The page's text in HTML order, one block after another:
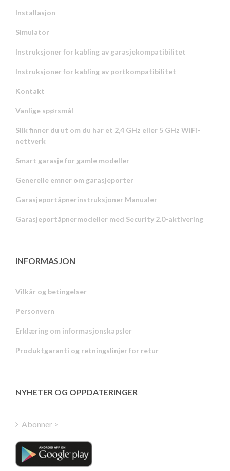
Installasjon
Simulator
Instruksjoner for kabling av garasjekompatibilitet
Instruksjoner for kabling av portkompatibilitet
Kontakt
Vanlige spørsmål
Slik finner du ut om du har et 2,4 GHz eller 5 GHz WiFi-
nettverk
Smart garasje for gamle modeller
Generelle emner om garasjeporter
Garasjeportåpnerinstruksjoner Manualer
Garasjeportåpnermodeller med Security 2.0-aktivering
INFORMASJON
Vilkår og betingelser
Personvern
Erklæring om informasjonskapsler
Produktgaranti og retningslinjer for retur
NYHETER OG OPPDATERINGER
Abonner >